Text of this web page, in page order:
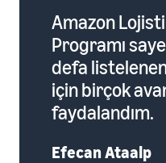
Amazon
Programı
defa
için birçok
faydalandım.
Efecan Ataalp